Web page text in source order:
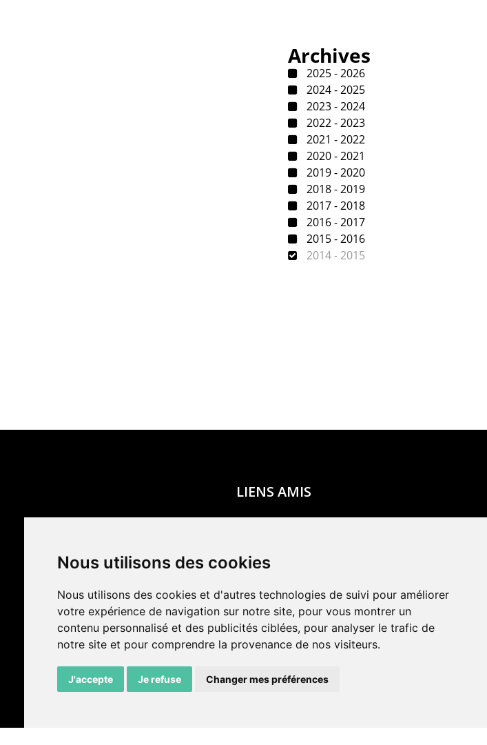
Nous utilisons des cookies
Nous utilisons des cookies et d'autres technologies de suivi pour améliorer
votre expérience de navigation sur notre site, pour vous montrer un
contenu personnalisé et des publicités ciblées, pour analyser le trafic de
notre site et pour comprendre la provenance de nos visiteurs.
J'accepte Je refuse Changer mes préférences
Archives
2025 - 2026
2024 - 2025
2023 - 2024
2022 - 2023
2021 - 2022
2020 - 2021
2019 - 2020
2018 - 2019
2017 - 2018
2016 - 2017
2015 - 2016
2014 - 2015
LIENS AMIS